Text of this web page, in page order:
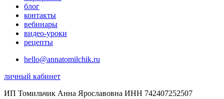
блог
контакты
вебинары
видео-уроки
рецепты
hello@annatomilchik.ru
личный кабинет
ИП Томильчик Анна Ярославовна ИНН 742407252507